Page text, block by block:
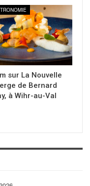
sur La Nouvelle
de Bernard
à Wihr-au-Val